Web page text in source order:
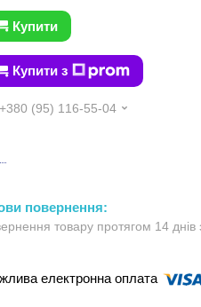
Купити
Купити з
+380 (95) 116-55-04
товару протягом 14 днів